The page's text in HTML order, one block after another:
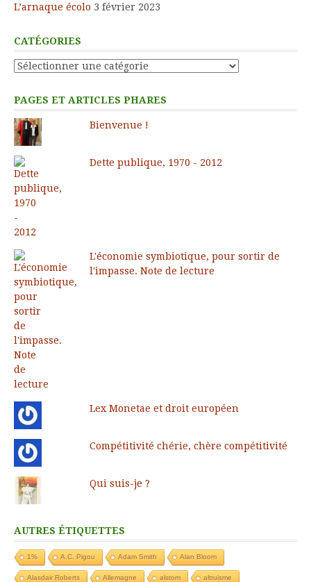
L’arnaque écolo 3 février 2023
CATÉGORIES
Catégories
PAGES ET ARTICLES PHARES
Bienvenue !
Dette publique, 1970 - 2012
L'économie symbiotique, pour sortir de
l'impasse. Note de lecture
Lex Monetae et droit européen
Compétitivité chérie, chère compétitivité
Qui suis-je ?
AUTRES ÉTIQUETTES
1% A.C. Pigou Adam Smith Alan Bloom
Alasdair Roberts Allemagne alstom altruisme